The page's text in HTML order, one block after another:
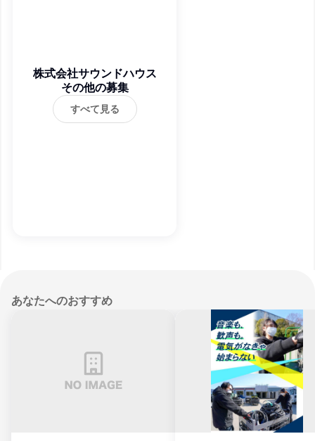
株式会社サウンドハウス
その他の募集
すべて見る
あなたへのおすすめ